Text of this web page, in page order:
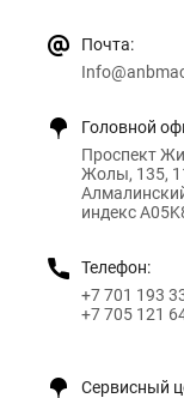
Почта:
Головной
Проспект
Жолы, 135,
индекс
Телефон:
+7 701 193
+7 705 121
Сервисный